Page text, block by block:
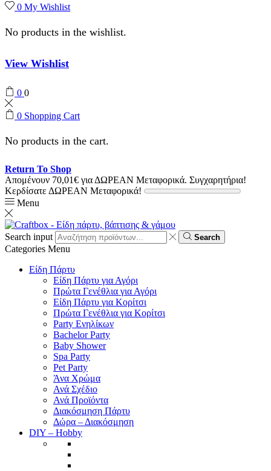
0 My Wishlist
No products in the wishlist.
View Wishlist
0 0
0 Shopping Cart
No products in the cart.
Return To Shop
Απομένουν 70,01€ για ΔΩΡΕΑΝ Μεταφορικά. Συγχαρητήρια!
Κερδίσατε ΔΩΡΕΑΝ Μεταφορικά!
Menu
Search input Search
Categories Menu
Είδη Πάρτυ
Είδη Πάρτυ για Αγόρι
Πρώτα Γενέθλια για Αγόρι
Είδη Πάρτυ για Κορίτσι
Πρώτα Γενέθλια για Κορίτσι
Party Ενηλίκων
Bachelor Party
Baby Shower
Spa Party
Pet Party
Άνα Χρώμα
Ανά Σχέδιο
Ανά Προϊόντα
Διακόσμηση Πάρτυ
Δώρα – Διακόσμηση
DIY – Hobby